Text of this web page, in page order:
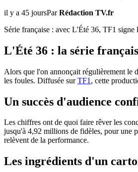
il y a 45 joursParRédaction TV.fr
Série française : avec L'Été 36, TF1
L'Été 36 : la série
Alors que l'on annonçait régulièrement le
les foules. Diffusée surTF1 , cette
Un succès d'audience
Les chiffres ont de quoi faire rêver les
jusqu'à 4,92 millions de fidèles, pour une
relèvent de la performance.
Les ingrédients d'un